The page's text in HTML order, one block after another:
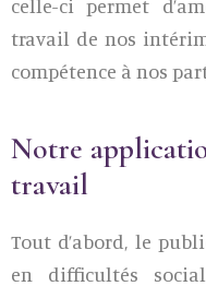
celle-ci permet
travail de nos
compétence à nos
Notre
travail
Tout d’abord, le
en difficultés